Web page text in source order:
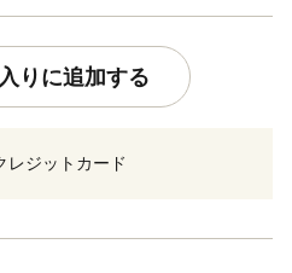
りに追加する
レジットカード